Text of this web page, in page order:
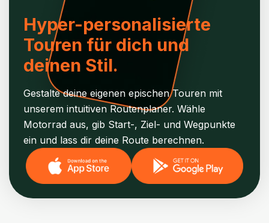
Hyper-personalisierte
Touren für dich und
deinen Stil.
Gestalte deine eigenen epischen Touren mit
unserem intuitiven Routenplaner. Wähle
Motorrad aus, gib Start-, Ziel- und Wegpunkte
ein und lass dir deine Route berechnen.